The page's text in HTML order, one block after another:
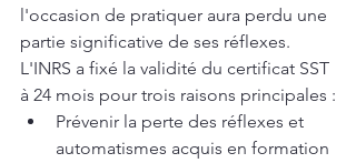
l'occasion de pratiquer aura perdu une
partie significative de ses réflexes.
L'INRS a fixé la validité du certificat SST
à 24 mois pour trois raisons principales :
Prévenir la perte des réflexes et
automatismes acquis en formation